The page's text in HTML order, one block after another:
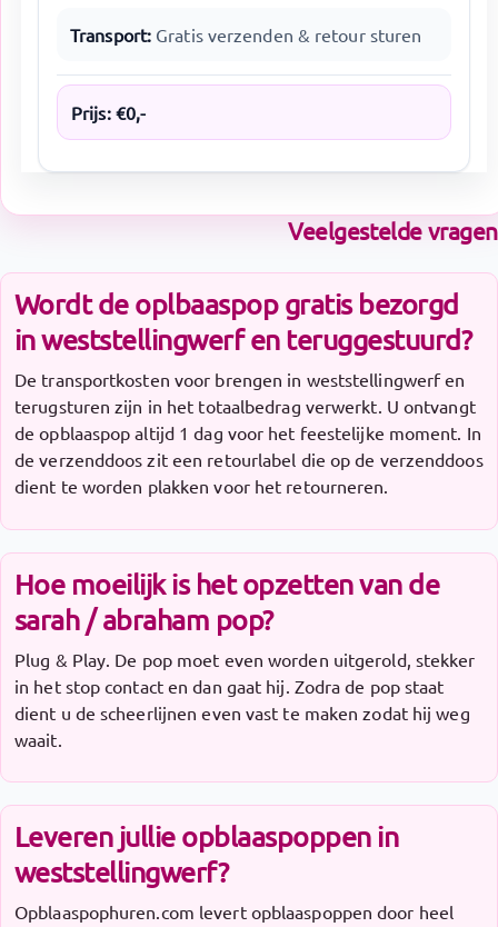
Transport: Gratis verzenden & retour sturen
Prijs: €0,-
Veelgestelde vragen
Wordt de oplbaaspop gratis bezorgd
in weststellingwerf en teruggestuurd?
De transportkosten voor brengen in weststellingwerf en
terugsturen zijn in het totaalbedrag verwerkt. U ontvangt
de opblaaspop altijd 1 dag voor het feestelijke moment. In
de verzenddoos zit een retourlabel die op de verzenddoos
dient te worden plakken voor het retourneren.
Hoe moeilijk is het opzetten van de
sarah / abraham pop?
Plug & Play. De pop moet even worden uitgerold, stekker
in het stop contact en dan gaat hij. Zodra de pop staat
dient u de scheerlijnen even vast te maken zodat hij weg
waait.
Leveren jullie opblaaspoppen in
weststellingwerf?
Opblaaspophuren.com levert opblaaspoppen door heel